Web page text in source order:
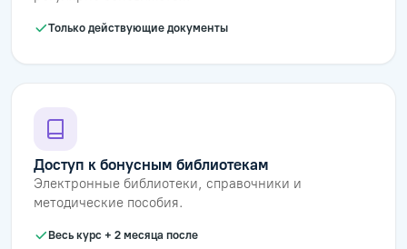
Только действующие документы
Доступ к бонусным библиотекам
Электронные библиотеки, справочники и
методические пособия.
Весь курс + 2 месяца после